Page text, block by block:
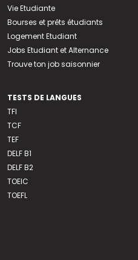
Vie Etudiante
Bourses et prêts étudiants
Logement Etudiant
Jobs Etudiant et Alternance
Trouve ton job saisonnier
TESTS DE LANGUES
TFI
TCF
TEF
DELF B1
DELF B2
TOEIC
TOEFL